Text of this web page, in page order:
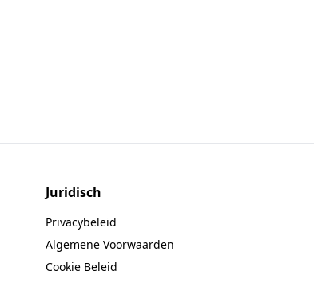
Juridisch
Privacybeleid
Algemene Voorwaarden
Cookie Beleid